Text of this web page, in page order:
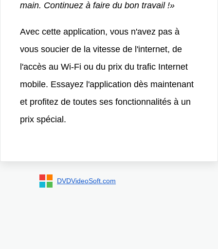
main. Continuez à faire du bon travail !»
Avec cette application, vous n'avez pas à
vous soucier de la vitesse de l'internet, de
l'accès au Wi-Fi ou du prix du trafic Internet
mobile. Essayez l'application dès maintenant
et profitez de toutes ses fonctionnalités à un
prix spécial.
DVDVideoSoft.com